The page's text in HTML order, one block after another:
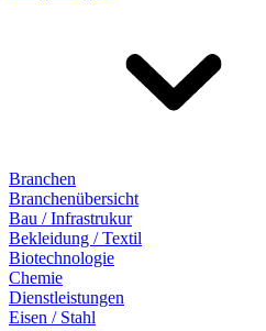
Branchen
Branchenübersicht
Bau / Infrastrukur
Bekleidung / Textil
Biotechnologie
Chemie
Dienstleistungen
Eisen / Stahl